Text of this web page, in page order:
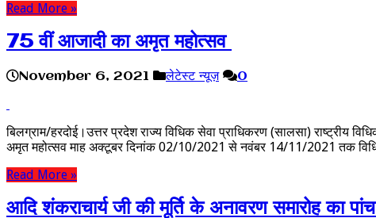
Read More »
75 वीं आजादी का अमृत महोत्सव
November 6, 2021 लेटेस्ट न्यूज़ 0
बिलग्राम/हरदोई।उत्तर प्रदेश राज्य विधिक सेवा प्राधिकरण (सालसा) राष्ट्रीय
अमृत महोत्सव माह अक्टूबर दिनांक 02/10/2021 से नवंबर 14/11/2021 तक
Read More »
आदि शंकराचार्य जी की मूर्ति के अनावरण समारोह का